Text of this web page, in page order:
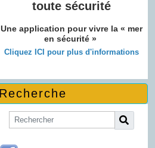
toute sécurité
Une application pour vivre la « mer
en sécurité »
Cliquez ICI pour plus d'informations
Recherche